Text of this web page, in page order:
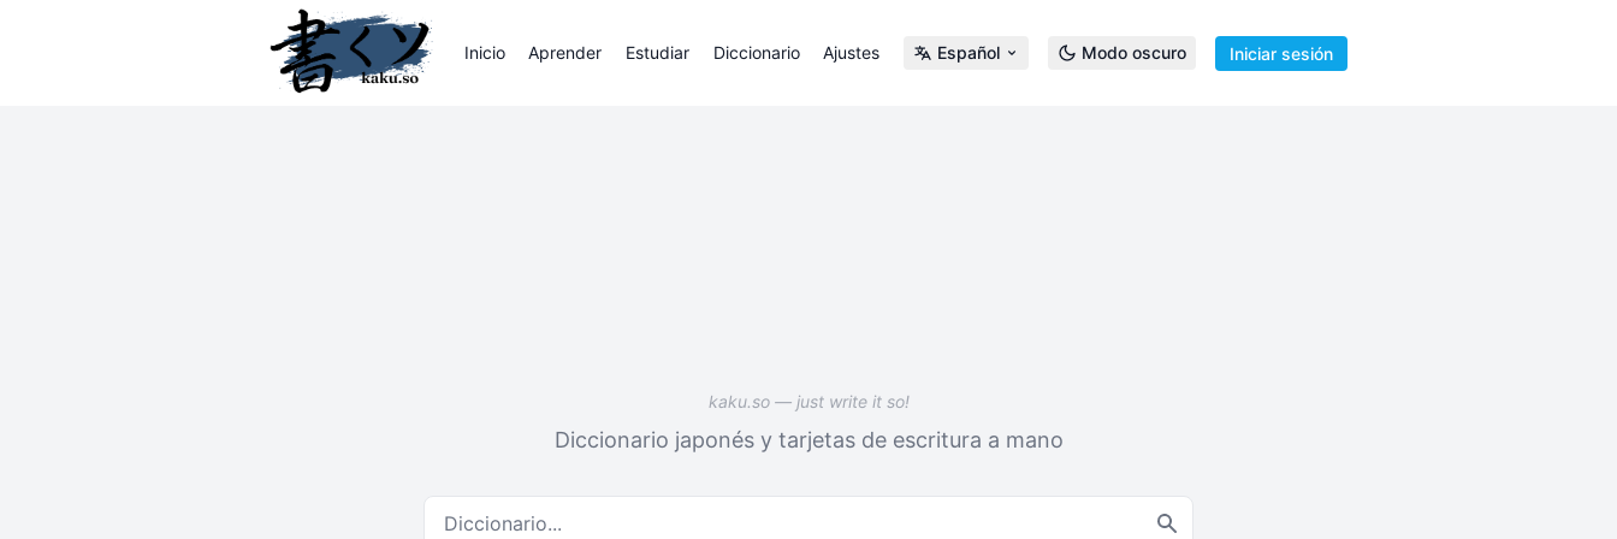
Inicio Aprender Estudiar Diccionario Ajustes Español Modo oscuro Iniciar sesión
kaku.so — just write it so!
Diccionario japonés y tarjetas de escritura a mano